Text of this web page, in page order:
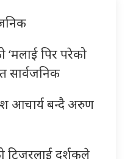
‘मलाई पिर परेको
सार्वजनिक
आचार्य बन्दै अरुण
टिजरलाई दर्शकले